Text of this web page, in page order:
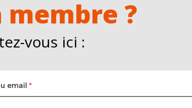
membre ?
vous ici :
email *